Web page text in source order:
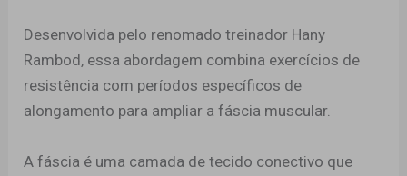
Desenvolvida pelo renomado treinador Hany
Rambod, essa abordagem combina exercícios de
resistência com períodos específicos de
alongamento para ampliar a fáscia muscular.
A fáscia é uma camada de tecido conectivo que